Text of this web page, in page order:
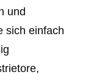
und
sich einfach